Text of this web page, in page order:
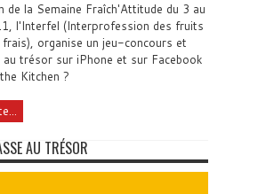
de la Semaine Fraîch'Attitude du 3 au
l'Interfel (Interprofession des fruits
frais), organise un jeu-concours et
au trésor sur iPhone et sur Facebook
Kitchen ?
AU TRÉSOR